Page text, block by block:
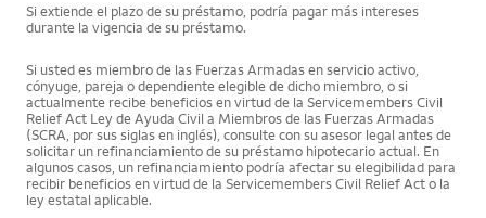
Si extiende el plazo de su préstamo, podría pagar más intereses
durante la vigencia de su préstamo.
Si usted es miembro de las Fuerzas Armadas en servicio activo,
cónyuge, pareja o dependiente elegible de dicho miembro, o si
actualmente recibe beneficios en virtud de la Servicemembers Civil
Relief Act Ley de Ayuda Civil a Miembros de las Fuerzas Armadas
(SCRA, por sus siglas en inglés), consulte con su asesor legal antes de
solicitar un refinanciamiento de su préstamo hipotecario actual. En
algunos casos, un refinanciamiento podría afectar su elegibilidad para
recibir beneficios en virtud de la Servicemembers Civil Relief Act o la
ley estatal aplicable.